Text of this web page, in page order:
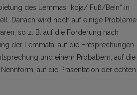
des Lemmas „koja/ Fuß/Bein“ in
Danach wird noch auf einige Probleme
so z. B. auf die Forderung nach
der Lemmata, auf die Entsprechungen
und einem Probabem, auf die
auf die Präsentation der echten